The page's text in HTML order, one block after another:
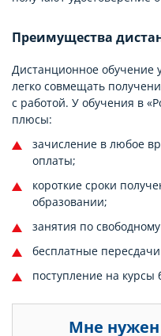
Преимущества
Дистанционное обучение
легко совмещать
с работой. У обучения в
плюсы:
зачисление в любое
оплаты;
короткие сроки
образовании;
занятия по
бесплатные
поступление на курсы
Мне